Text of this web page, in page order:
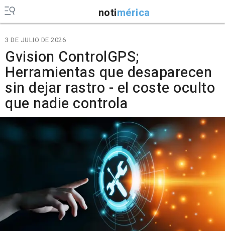
notimérica
3 DE JULIO DE 2026
Gvision ControlGPS;
Herramientas que desaparecen
sin dejar rastro - el coste oculto
que nadie controla